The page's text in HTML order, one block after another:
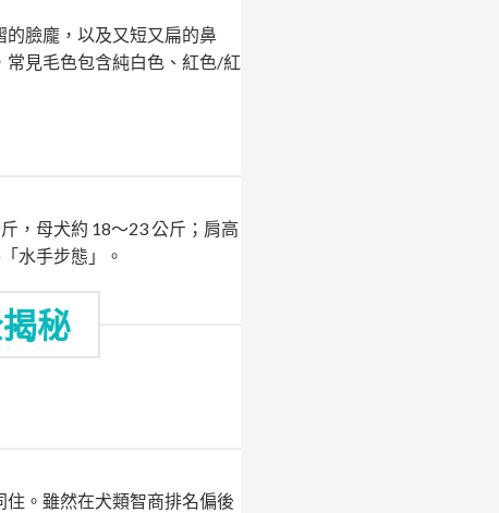
臉龐，以及又短又扁的鼻
常見毛色包含純白色、紅色/紅
，母犬約 18～23 公斤；肩高
水手步態」。
秘
。雖然在犬類智商排名偏後